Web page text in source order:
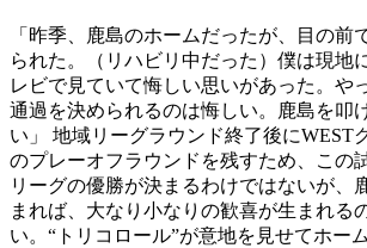
「昨季、鹿島のホームだったが、目の前
られた。（リハビリ中だった）僕は現地
レビで見ていて悔しい思いがあった。や
通過を決められるのは悔しい。鹿島を叩
い」 地域リーグラウンド終了後にWEST
のプレーオフラウンドを残すため、この
リーグの優勝が決まるわけではないが、
まれば、大なり小なりの歓喜が生まれる
い。“トリコロール”が意地を見せてホー